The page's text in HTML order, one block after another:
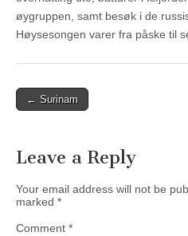
øygruppen, samt besøk i de
Høysesongen varer fra påske til
Post
← Surinam
Leave a Reply
Your email address will not be
marked *
Comment *